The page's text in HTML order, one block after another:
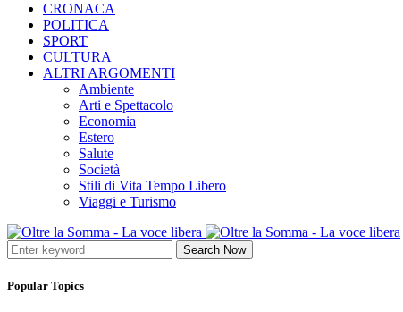
CRONACA
POLITICA
SPORT
CULTURA
ALTRI ARGOMENTI
Ambiente
Arti e Spettacolo
Economia
Estero
Salute
Società
Stili di Vita Tempo Libero
Viaggi e Turismo
Search Now
Popular Topics